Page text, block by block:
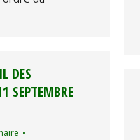
DES
SEPTEMBRE